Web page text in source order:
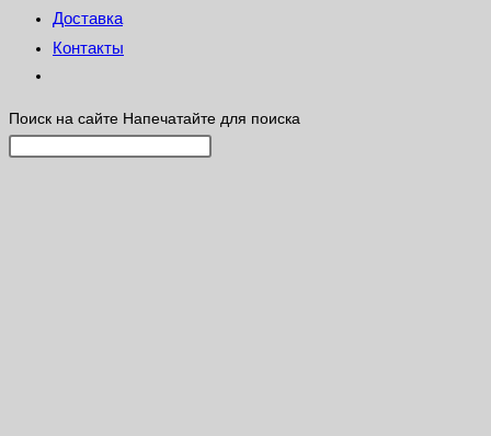
Доставка
Контакты
Поиск на сайте Напечатайте для поиска